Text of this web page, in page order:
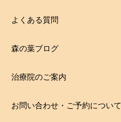
よくある質問
森の葉ブログ
治療院のご案内
お問い合わせ・ご予約について